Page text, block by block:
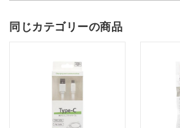
同じカテゴリーの商品